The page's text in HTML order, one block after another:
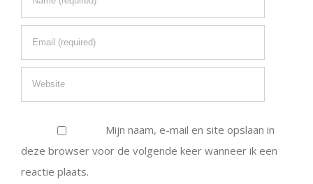
Mijn naam, e-mail en site opslaan in
deze browser voor de volgende keer wanneer ik een
reactie plaats.